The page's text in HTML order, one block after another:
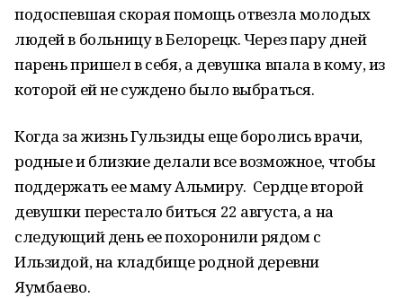
подоспевшая скорая помощь отвезла молодых
людей в больницу в Белорецк. Через пару дней
парень пришел в себя, а девушка впала в кому, из
которой ей не суждено было выбраться.
Когда за жизнь Гульзиды еще боролись врачи,
родные и близкие делали все возможное, чтобы
поддержать ее маму Альмиру. Сердце второй
девушки перестало биться 22 августа, а на
следующий день ее похоронили рядом с
Ильзидой, на кладбище родной деревни
Яумбаево.